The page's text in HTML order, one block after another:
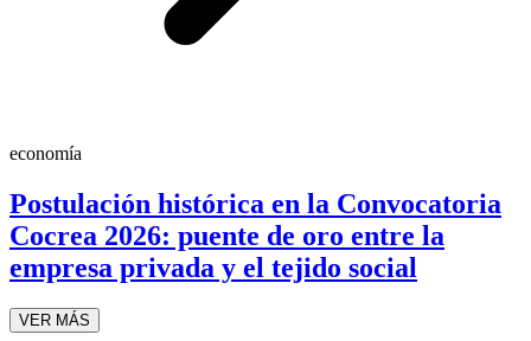
economía
Postulación histórica en la Convocatoria
Cocrea 2026: puente de oro entre la
empresa privada y el tejido social
VER MÁS